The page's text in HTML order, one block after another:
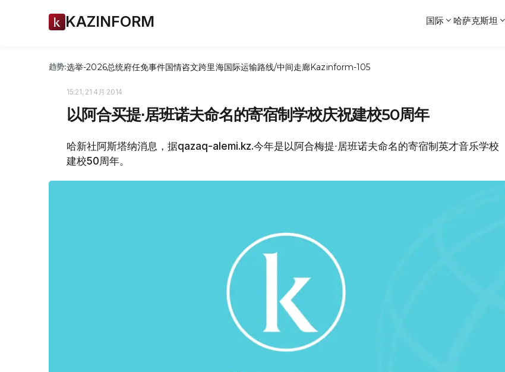
KAZINFORM 国际 哈萨克斯坦
趋势:选举-2026总统府任免事件国情咨文跨里海国际运输路线/中间走廊Kazinform-105
15:21, 21 4月 2014
以阿合买提∙居班诺夫命名的寄宿制学校庆祝建校50周年
哈新社阿斯塔纳消息，据qazaq-alemi.kz.今年是以阿合梅提∙居班诺夫命名的寄宿制英才音乐学校
建校50周年。